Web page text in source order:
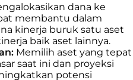
dana ke
membantu dalam
kinerja buruk satu aset
baik aset lainnya.
Memilih aset yang tepat
saat ini dan proyeksi
potensi